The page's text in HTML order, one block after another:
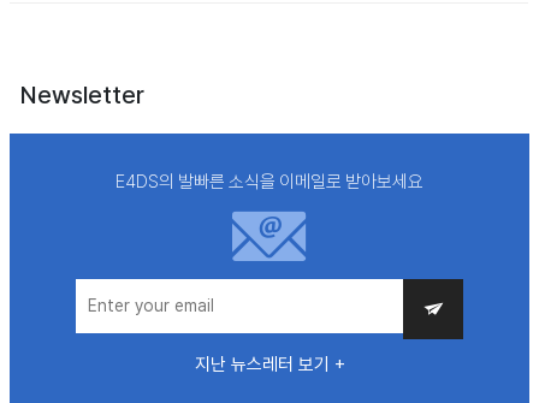
Newsletter
E4DS의 발빠른 소식을 이메일로 받아보세요
지난 뉴스레터 보기 +